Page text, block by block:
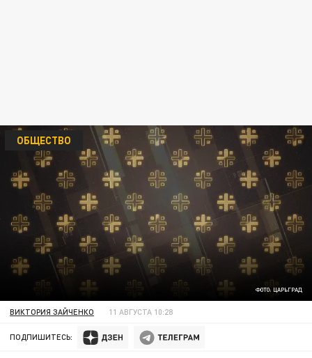
ФОТО: ЦАРЬГРАД
ОБЩЕСТВО
ВИКТОРИЯ ЗАЙЧЕНКО 11 АВГУСТА 10:28
ПОДПИШИТЕСЬ: